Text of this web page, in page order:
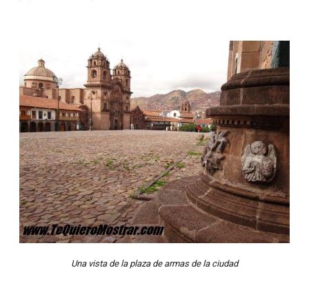
Una vista de la plaza de armas de la ciudad